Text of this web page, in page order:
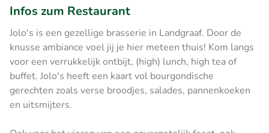
Infos zum Restaurant
Jolo's is een gezellige brasserie in Landgraaf. Door de
knusse ambiance voel jij je hier meteen thuis! Kom langs
voor een verrukkelijk ontbijt, (high) lunch, high tea of
buffet. Jolo's heeft een kaart vol bourgondische
gerechten zoals verse broodjes, salades, pannenkoeken
en uitsmijters.